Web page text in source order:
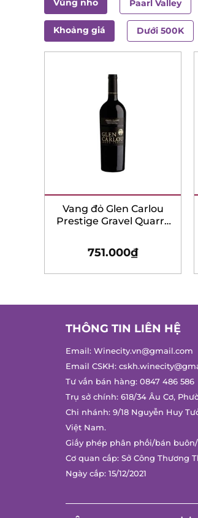
Vùng nho Paarl Valley
Khoảng giá Dưới 500K
Vang đỏ Glen Carlou
Prestige Gravel Quarry
751.000₫
THÔNG TIN LIÊN HỆ
Email: Winecity.vn@gmail.com
Email CSKH:
Tư vấn bán hàng: 0847 486 586
Trụ sở chính: 618/34 Âu Cơ,
Chi nhánh: 9/18 Nguyễn Huy
Việt Nam.
Giấy phép phân phối/bán buôn/
Cơ quan cấp: Sở Công Thương
Ngày cấp: 15/12/2021